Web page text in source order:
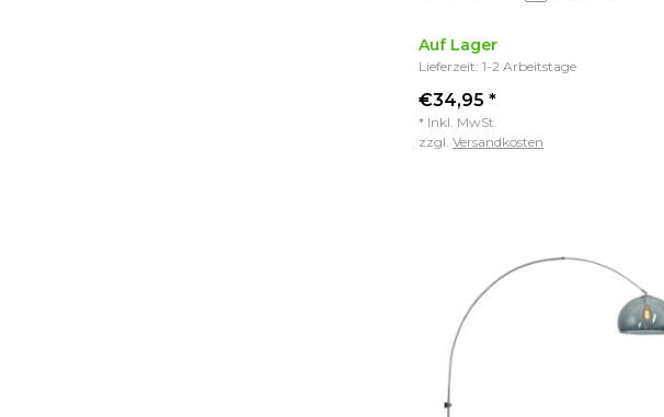
Auf Lager
Lieferzeit: 1-2 Arbeitstage
€34,95 *
* Inkl. MwSt.
zzgl. Versandkosten